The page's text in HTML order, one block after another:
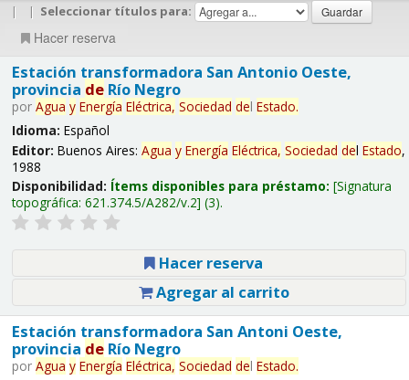
| | Seleccionar títulos para:
Hacer reserva
Estación transformadora San Antonio Oeste,
provincia deRío Negro
por Agua y Energía Eléctrica, Sociedad del Estado.
Idioma: Español
Editor: Buenos Aires: Agua y Energía Eléctrica, Sociedad del Estado,
1988
Disponibilidad: Ítems disponibles para préstamo: Signatura
topográfica: 621.374.5/A282/v.2 (3).
Hacer reserva
Agregar al carrito
Estación transformadora San Antoni Oeste,
provincia deRío Negro
por Agua y Energía Eléctrica, Sociedad del Estado.